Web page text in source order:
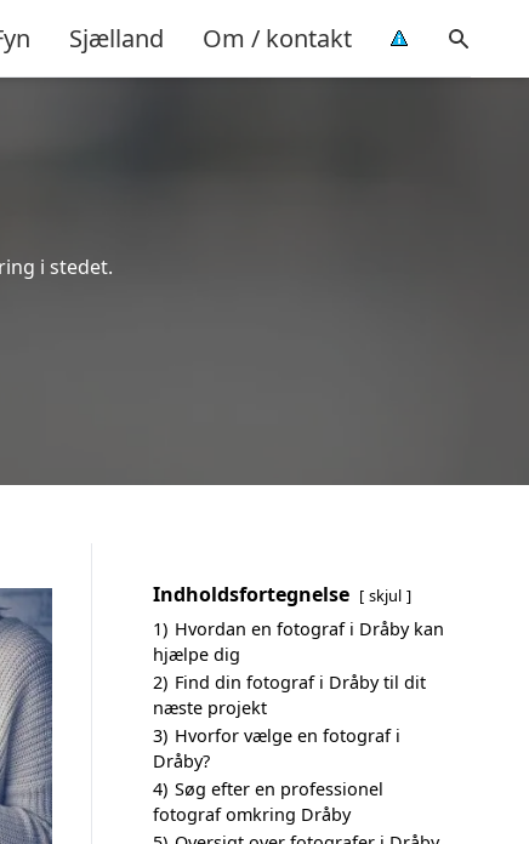
Sjælland Om / kontakt
i stedet.
Indholdsfortegnelse skjul
1) Hvordan en fotograf i Dråby kan
hjælpe dig
2) Find din fotograf i Dråby til dit
næste projekt
3) Hvorfor vælge en fotograf i
Dråby?
4) Søg efter en professionel
fotograf omkring Dråby